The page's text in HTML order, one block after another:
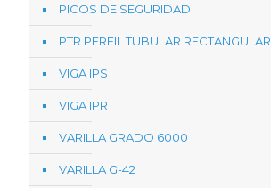
PICOS DE SEGURIDAD
PTR PERFIL TUBULAR RECTANGULAR
VIGA IPS
VIGA IPR
VARILLA GRADO 6000
VARILLA G-42